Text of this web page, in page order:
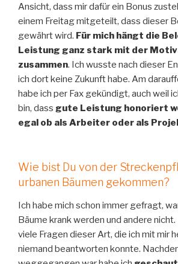
Ansicht, dass mir dafür ein Bonus
einem Freitag mitgeteilt, dass dieser
gewährt wird. Für mich hängt die
Leistung ganz stark mit der
zusammen. Ich wusste nach dieser
ich dort keine Zukunft habe. Am
habe ich per Fax gekündigt, auch weil
bin, dass gute Leistung honoriert
egal ob als Arbeiter oder als
Wie bist Du von der
urbanen Bäumen gekommen?
Ich habe mich schon immer gefragt,
Bäume krank werden und andere
viele Fragen dieser Art, die ich mit mir
niemand beantworten konnte.